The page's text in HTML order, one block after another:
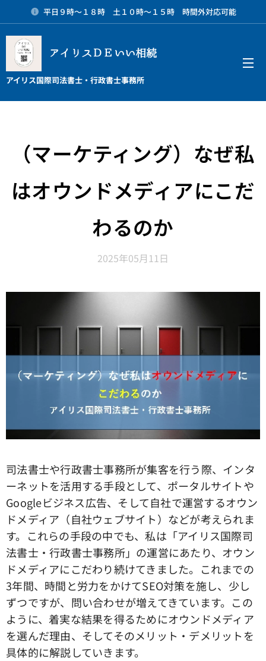
平日９時～１８時 土１０時～１５時 時間外対応可能
アイリスＤＥいい相続
アイリス国際司法書士・行政書士事務所
（マーケティング）なぜ私
はオウンドメディアにこだ
わるのか
2025年05月11日
司法書士や行政書士事務所が集客を行う際、インタ
ーネットを活用する手段として、ポータルサイトや
Googleビジネス広告、そして自社で運営するオウン
ドメディア（自社ウェブサイト）などが考えられま
す。これらの手段の中でも、私は「アイリス国際司
法書士・行政書士事務所」の運営にあたり、オウン
ドメディアにこだわり続けてきました。これまでの
3年間、時間と労力をかけてSEO対策を施し、少し
ずつですが、問い合わせが増えてきています。この
ように、着実な結果を得るためにオウンドメディア
を選んだ理由、そしてそのメリット・デメリットを
具体的に解説していきます。